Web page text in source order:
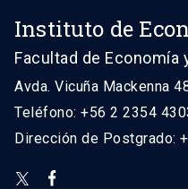
Instituto de
Facultad de Economía
Avda. Vicuña Mackenna
Teléfono: +56 2 2354
Dirección de Postgrado: